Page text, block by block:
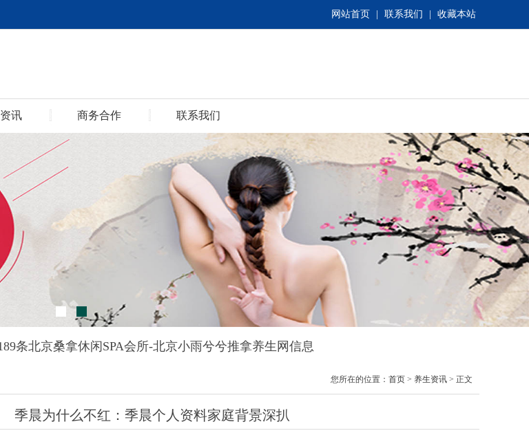
网站首页 联系我们 收藏本站
讯 商务合作 联系我们
条北京桑拿休闲SPA会所-北京小雨兮兮推拿养生网信息
您所在的位置： 首页 > 养生资讯 > 正文
季晨为什么不红：季晨个人资料家庭背景深扒